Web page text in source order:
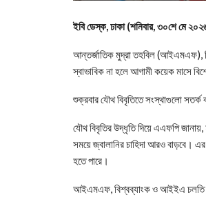
ইবি ডেস্ক, ঢাকা (শনিবার, ৩০শে মে
আন্তর্জাতিক মুদ্রা তহবিল (আইএমএফ),
স্বাভাবিক না হলে আগামী কয়েক মাসে
শুক্রবার যৌথ বিবৃতিতে সংস্থাগুলো সতর্ক
যৌথ বিবৃতির উদ্ধৃতি দিয়ে এএফপি
সময়ে জ্বালানির চাহিদা আরও বাড়বে।
হতে পারে।
আইএমএফ, বিশ্বব্যাংক ও আইইএ চলতি